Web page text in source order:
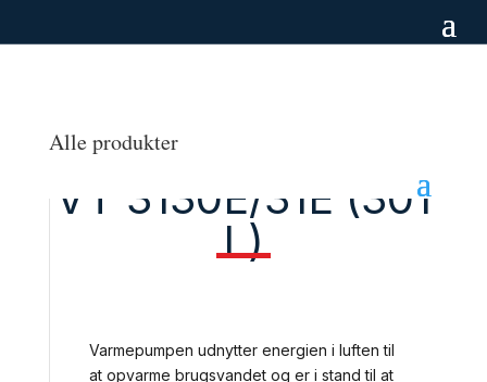
Alle produkter
VT 3130E/31E (301
L)
Varmepumpen udnytter energien i luften til
at opvarme brugsvandet og er i stand til at